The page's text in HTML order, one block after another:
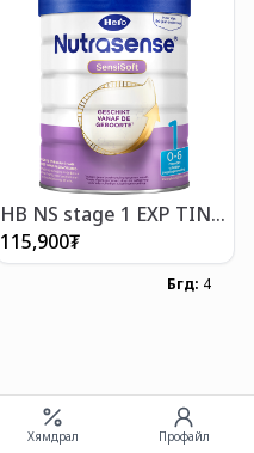
HB NS stage 1 EXP TIN
800g - Хүүхдийн сүү 0-6 сар
115,900₮
Бүгд: 4
Хямдрал Профайл